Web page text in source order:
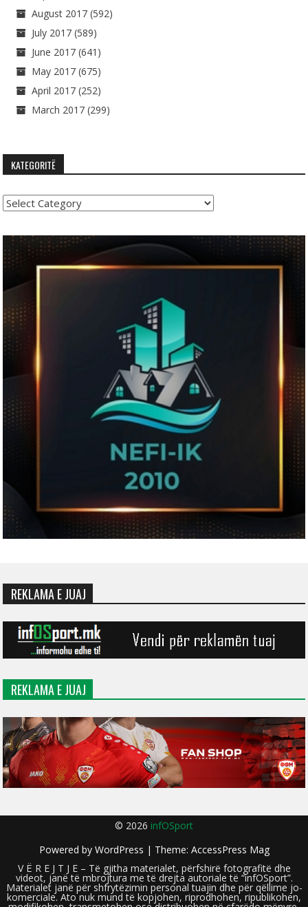
August 2017 (592)
July 2017 (589)
June 2017 (641)
May 2017 (675)
April 2017 (252)
March 2017 (299)
KATEGORITË
Kategoritë
REKLAMA E JUAJ
REKLAMA E JUAJ
© 2026 infOSport
Powered by WordPress | Theme: AccessPress Mag
V Ë R E J T J E – Të gjitha materialet, përfshirë fotografitë dhe
videot, janë të mbrojtura me të drejta autoriale të “infOSport”.
Materialet janë për shfrytëzimin personal tuajin dhe për qëllime jo-
komerciale. Ato nuk mund të kopjohen, riprodhohen, ripublikohen,